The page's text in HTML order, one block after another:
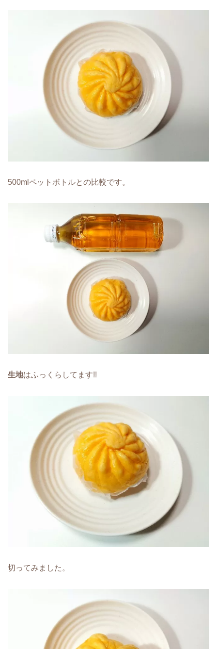
500mlペットボトルとの比較です。
生地はふっくらしてます!!
切ってみました。